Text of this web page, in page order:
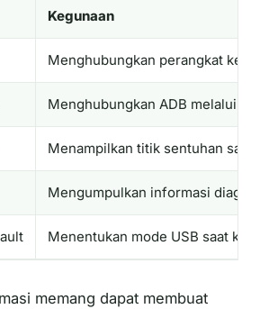
Kegunaan
Menghubungkan perangkat ke
Menghubungkan ADB melalui
Menampilkan titik sentuhan saat
Mengumpulkan informasi
Menentukan mode USB saat
memang dapat membuat